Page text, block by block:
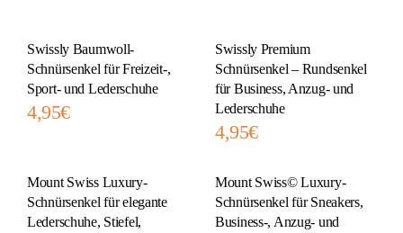
Swissly Baumwoll-
Schnürsenkel für Freizeit-,
Sport- und Lederschuhe
4,95€
Swissly Premium
Schnürsenkel – Rundsenkel
für Business, Anzug- und
Lederschuhe
4,95€
Mount Swiss Luxury-
Schnürsenkel für elegante
Lederschuhe, Stiefel,
Mount Swiss© Luxury-
Schnürsenkel für Sneakers,
Business-, Anzug- und